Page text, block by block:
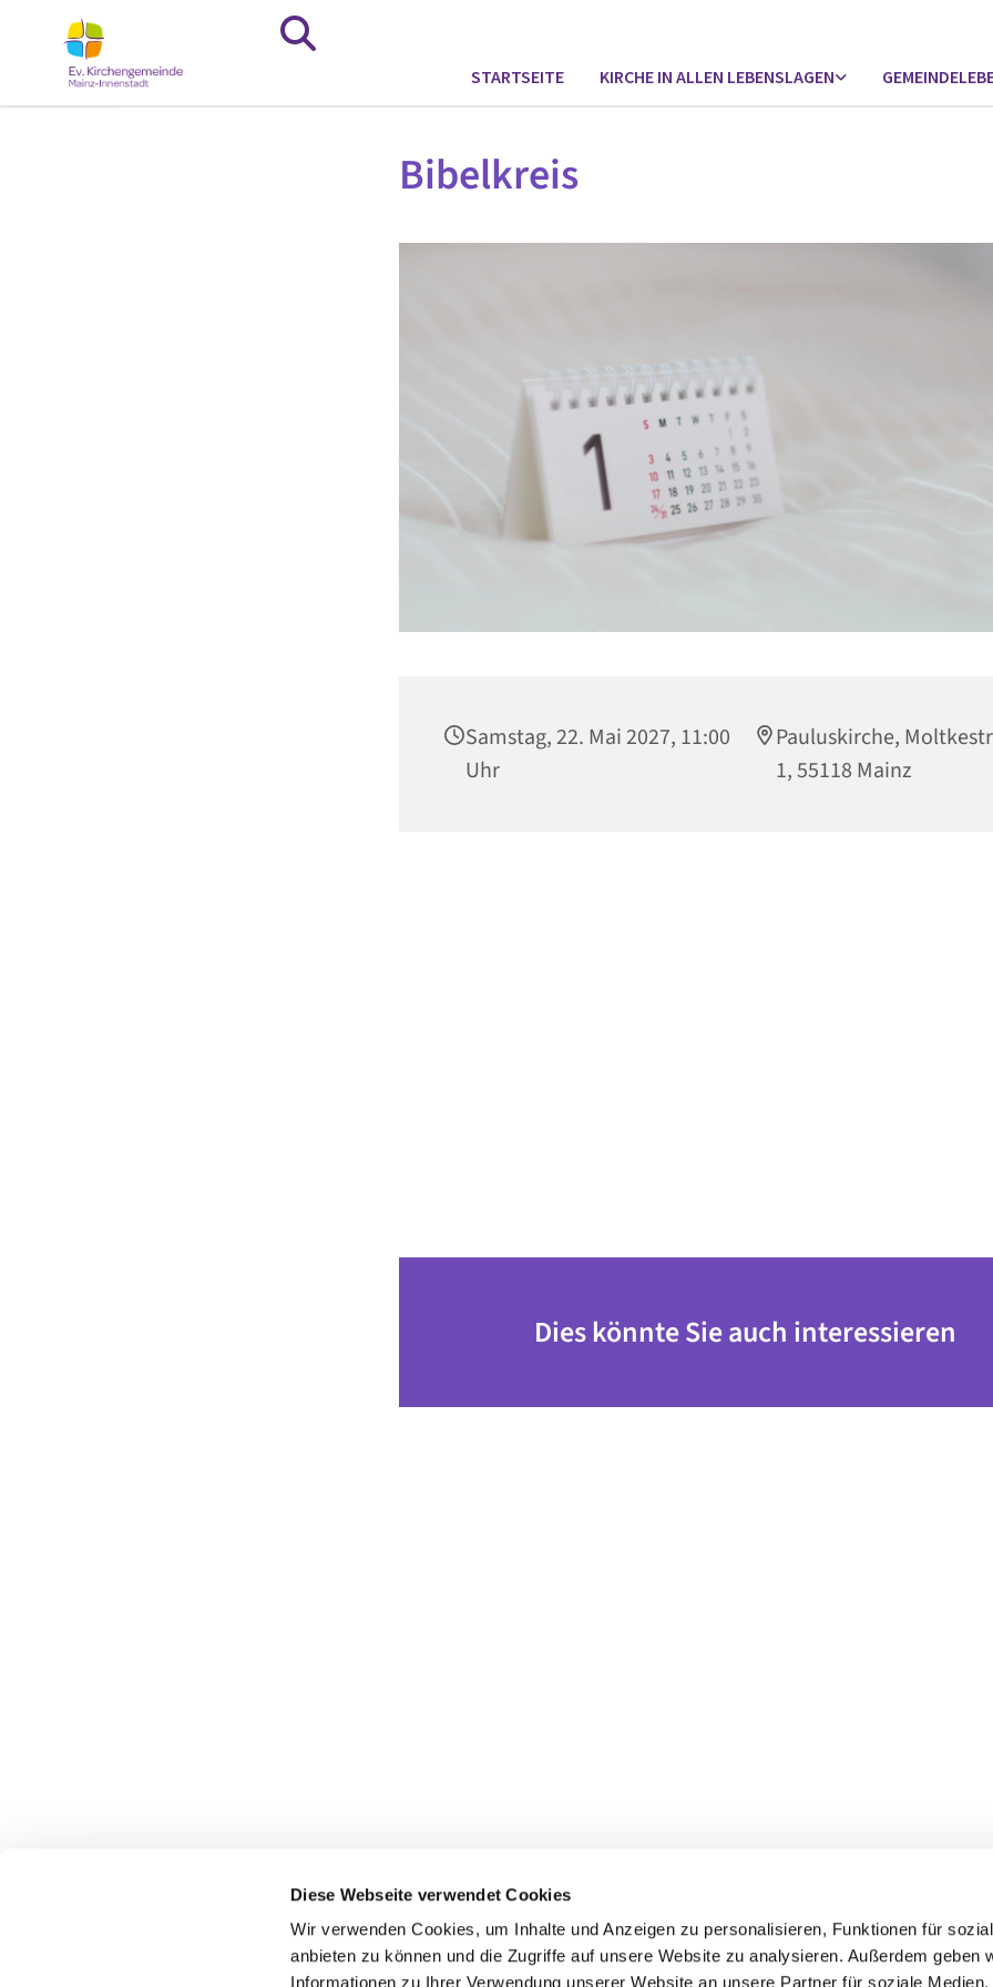
Diese Webseite verwendet Cookies
Wir verwenden Cookies, um Inhalte und Anzeigen zu personalisieren, Funktionen für
anbieten zu können und die Zugriffe auf unsere Website zu analysieren. Außerdem geben
Informationen zu Ihrer Verwendung unserer Website an unsere Partner für soziale Medien,
STARTSEITE KIRCHE IN ALLEN LEBENSLAGEN
Bibelkreis
Samstag, 22. Mai 2027, 11:00
Uhr
Pauluskirche,
1, 55118 Mainz
Dies könnte Sie auch interessieren
Evangelische Kirchengemeinde Mainz-Innenstadt
Kaiserstraße 56, 55116 Mainz
 +496131-234677